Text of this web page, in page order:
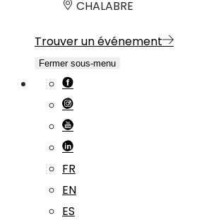
CHALABRE
Trouver un événement
Fermer sous-menu
FR
EN
ES